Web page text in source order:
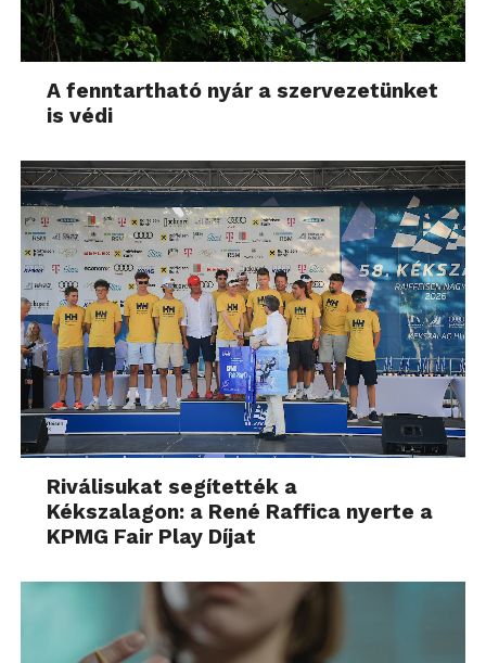
A fenntartható nyár a szervezetünket
is védi
Riválisukat segítették a
Kékszalagon: a René Raffica nyerte a
KPMG Fair Play Díjat